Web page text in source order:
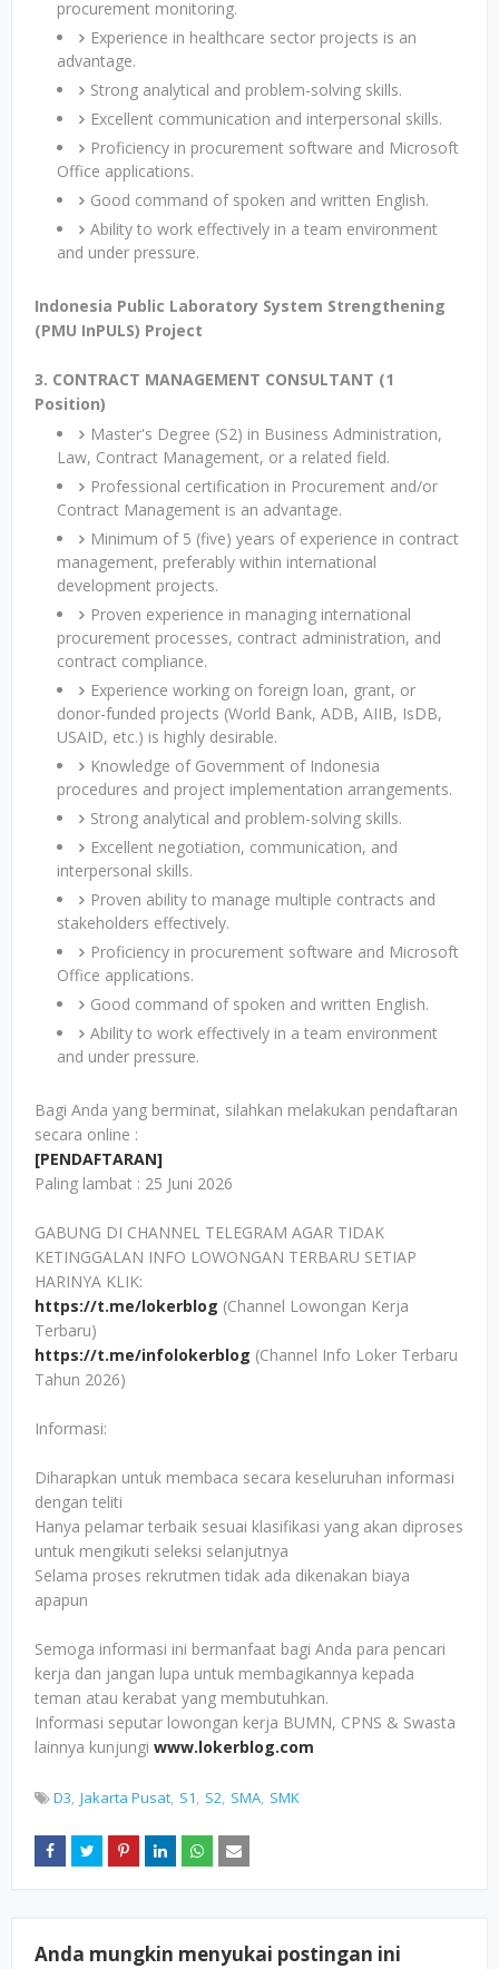
procurement monitoring.
Experience in healthcare sector projects is an
advantage.
Strong analytical and problem-solving skills.
Excellent communication and interpersonal skills.
Proficiency in procurement software and Microsoft
Office applications.
Good command of spoken and written English.
Ability to work effectively in a team environment
and under pressure.
Indonesia Public Laboratory System Strengthening
(PMU InPULS) Project
3. CONTRACT MANAGEMENT CONSULTANT (1
Position)
Master's Degree (S2) in Business Administration,
Law, Contract Management, or a related field.
Professional certification in Procurement and/or
Contract Management is an advantage.
Minimum of 5 (five) years of experience in contract
management, preferably within international
development projects.
Proven experience in managing international
procurement processes, contract administration, and
contract compliance.
Experience working on foreign loan, grant, or
donor-funded projects (World Bank, ADB, AIIB, IsDB,
USAID, etc.) is highly desirable.
Knowledge of Government of Indonesia
procedures and project implementation arrangements.
Strong analytical and problem-solving skills.
Excellent negotiation, communication, and
interpersonal skills.
Proven ability to manage multiple contracts and
stakeholders effectively.
Proficiency in procurement software and Microsoft
Office applications.
Good command of spoken and written English.
Ability to work effectively in a team environment
and under pressure.
Bagi Anda yang berminat, silahkan melakukan pendaftaran
secara online :
[PENDAFTARAN]
Paling lambat : 25 Juni 2026
GABUNG DI CHANNEL TELEGRAM AGAR TIDAK
KETINGGALAN INFO LOWONGAN TERBARU SETIAP
HARINYA KLIK:
https://t.me/lokerblog (Channel Lowongan Kerja
Terbaru)
https://t.me/infolokerblog (Channel Info Loker Terbaru
Tahun 2026)
Informasi:
Diharapkan untuk membaca secara keseluruhan informasi
dengan teliti
Hanya pelamar terbaik sesuai klasifikasi yang akan diproses
untuk mengikuti seleksi selanjutnya
Selama proses rekrutmen tidak ada dikenakan biaya
apapun
Semoga informasi ini bermanfaat bagi Anda para pencari
kerja dan jangan lupa untuk membagikannya kepada
teman atau kerabat yang membutuhkan.
Informasi seputar lowongan kerja BUMN, CPNS & Swasta
lainnya kunjungi www.lokerblog.com
D3 Jakarta Pusat S1 S2 SMA SMK
Anda mungkin menyukai postingan ini